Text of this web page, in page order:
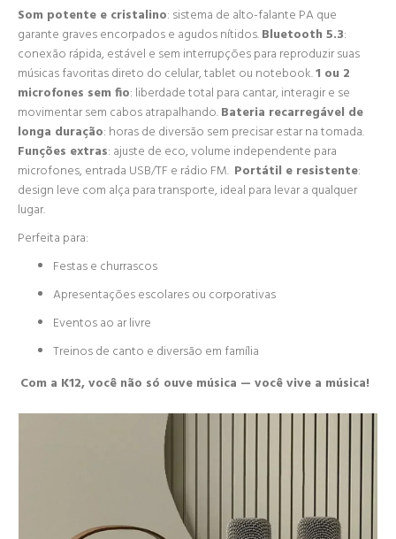
Som potente e cristalino: sistema de alto-falante PA que
garante graves encorpados e agudos nítidos.Bluetooth 5.3:
conexão rápida, estável e sem interrupções para reproduzir suas
músicas favoritas direto do celular, tablet ou notebook.1 ou 2
microfones sem fio: liberdade total para cantar, interagir e se
movimentar sem cabos atrapalhando.Bateria recarregável de
longa duração: horas de diversão sem precisar estar na tomada.
Funções extras: ajuste de eco, volume independente para
microfones, entrada USB/TF e rádio FM. Portátil e resistente:
design leve com alça para transporte, ideal para levar a qualquer
lugar.
Perfeita para:
Festas e churrascos
Apresentações escolares ou corporativas
Eventos ao ar livre
Treinos de canto e diversão em família
Com a K12, você não só ouve música — você vive a música!